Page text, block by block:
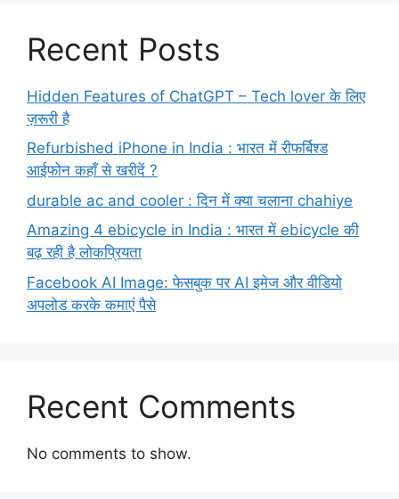
Recent Posts
Hidden Features of ChatGPT – Tech lover के लिए
ज़रूरी है
Refurbished iPhone in India : भारत में रीफर्बिश्ड
आईफोन कहाँ से खरीदें ?
durable ac and cooler : दिन में क्या चलाना chahiye
Amazing 4 ebicycle in India : भारत में ebicycle की
बढ़ रही है लोकप्रियता
Facebook AI Image: फेसबुक पर AI इमेज और वीडियो
अपलोड करके कमाएं पैसे
Recent Comments
No comments to show.